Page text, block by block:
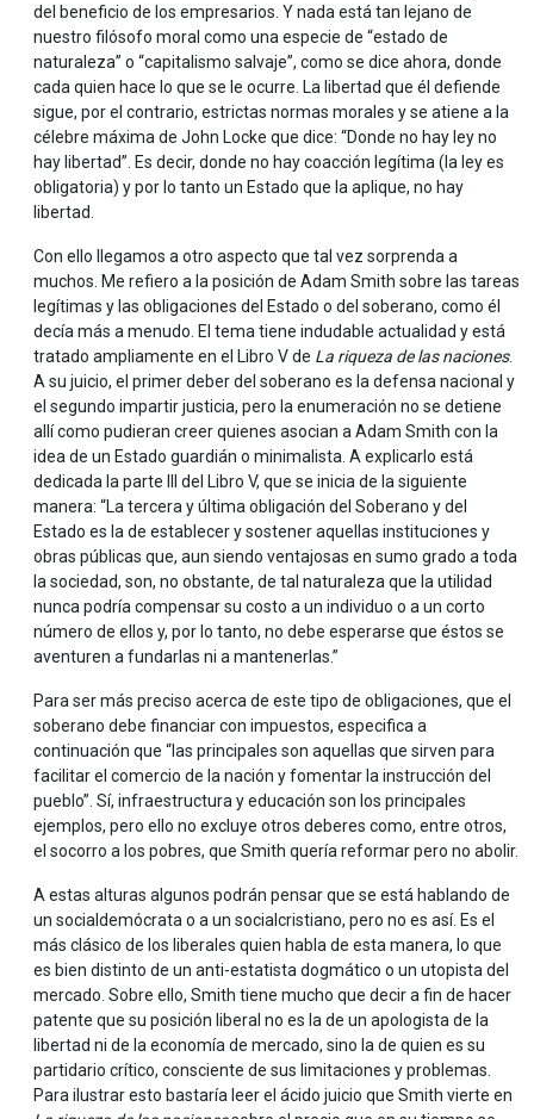
del beneficio de los empresarios. Y nada está tan lejano de
nuestro filósofo moral como una especie de “estado de
naturaleza” o “capitalismo salvaje”, como se dice ahora, donde
cada quien hace lo que se le ocurre. La libertad que él defiende
sigue, por el contrario, estrictas normas morales y se atiene a la
célebre máxima de John Locke que dice: “Donde no hay ley no
hay libertad”. Es decir, donde no hay coacción legítima (la ley es
obligatoria) y por lo tanto un Estado que la aplique, no hay
libertad.
Con ello llegamos a otro aspecto que tal vez sorprenda a
muchos. Me refiero a la posición de Adam Smith sobre las tareas
legítimas y las obligaciones del Estado o del soberano, como él
decía más a menudo. El tema tiene indudable actualidad y está
tratado ampliamente en el Libro V de La riqueza de las naciones.
A su juicio, el primer deber del soberano es la defensa nacional y
el segundo impartir justicia, pero la enumeración no se detiene
allí como pudieran creer quienes asocian a Adam Smith con la
idea de un Estado guardián o minimalista. A explicarlo está
dedicada la parte III del Libro V, que se inicia de la siguiente
manera: “La tercera y última obligación del Soberano y del
Estado es la de establecer y sostener aquellas instituciones y
obras públicas que, aun siendo ventajosas en sumo grado a toda
la sociedad, son, no obstante, de tal naturaleza que la utilidad
nunca podría compensar su costo a un individuo o a un corto
número de ellos y, por lo tanto, no debe esperarse que éstos se
aventuren a fundarlas ni a mantenerlas.”
Para ser más preciso acerca de este tipo de obligaciones, que el
soberano debe financiar con impuestos, especifica a
continuación que “las principales son aquellas que sirven para
facilitar el comercio de la nación y fomentar la instrucción del
pueblo”. Sí, infraestructura y educación son los principales
ejemplos, pero ello no excluye otros deberes como, entre otros,
el socorro a los pobres, que Smith quería reformar pero no abolir.
A estas alturas algunos podrán pensar que se está hablando de
un socialdemócrata o a un socialcristiano, pero no es así. Es el
más clásico de los liberales quien habla de esta manera, lo que
es bien distinto de un anti-estatista dogmático o un utopista del
mercado. Sobre ello, Smith tiene mucho que decir a fin de hacer
patente que su posición liberal no es la de un apologista de la
libertad ni de la economía de mercado, sino la de quien es su
partidario crítico, consciente de sus limitaciones y problemas.
Para ilustrar esto bastaría leer el ácido juicio que Smith vierte en